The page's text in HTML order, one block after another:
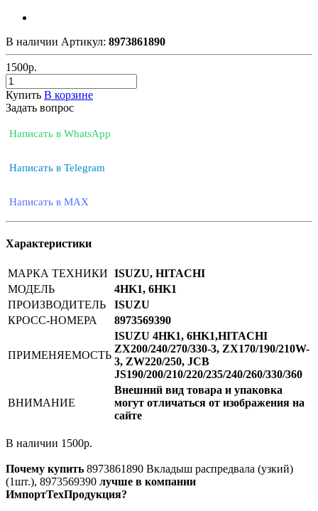
В наличии Артикул: 8973861890
1500р.
Купить В корзине
Задать вопрос
Написать в WhatsApp
Написать в Telegram
Написать в MAX
Характеристики
МАРКА ТЕХНИКИ ISUZU, HITACHI
МОДЕЛЬ
4HK1, 6HK1
ПРОИЗВОДИТЕЛЬ
ISUZU
КРОСС-НОМЕРА
8973569390
ПРИМЕНЯЕМОСТЬ
ISUZU 4HK1, 6HK1,HITACHI
ZX200/240/270/330-3, ZX170/190/210W-
3, ZW220/250, JCB
JS190/200/210/220/235/240/260/330/360
ВНИМАНИЕ
Внешний вид товара и упаковка
могут отличаться от изображения на
сайте
В наличии 1500р.
Почему купить 8973861890 Вкладыш распредвала (узкий)
(1шт.), 8973569390 лучше в компании
ИмпортТехПродукция?